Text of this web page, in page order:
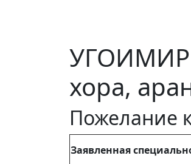
УГОИМИР
хора,
Пожелание
Заявленная